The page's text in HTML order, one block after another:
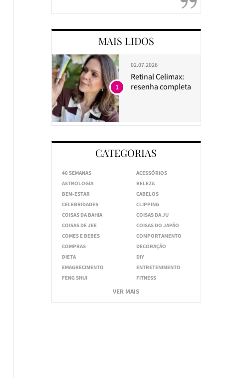
MAIS LIDOS
02.07.2026
Retinal Celimax:
resenha completa
1
CATEGORIAS
40 SEMANAS
ACESSÓRIOS
ASTROLOGIA
BELEZA
BEM-ESTAR
CABELOS
CELEBRIDADES
CLIPPING
COISAS DA BAHIA
COISAS DA JU
COISAS DE JEE
COISAS DO JAPÃO
COMES E BEBES
COMPORTAMENTO
COMPRAS
DECORAÇÃO
DIETA
DIY
EMAGRECIMENTO
ENTRETENIMENTO
FENG SHUI
FITNESS
VER MAIS